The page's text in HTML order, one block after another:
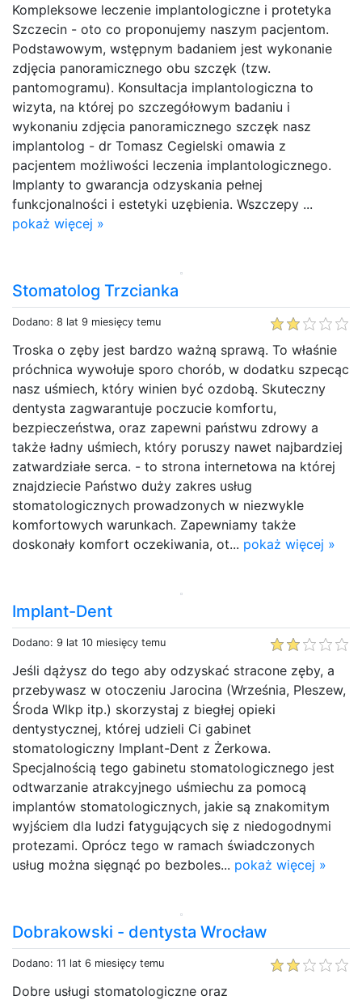
Kompleksowe leczenie implantologiczne i protetyka
Szczecin - oto co proponujemy naszym pacjentom.
Podstawowym, wstępnym badaniem jest wykonanie
zdjęcia panoramicznego obu szczęk (tzw.
pantomogramu). Konsultacja implantologiczna to
wizyta, na której po szczegółowym badaniu i
wykonaniu zdjęcia panoramicznego szczęk nasz
implantolog - dr Tomasz Cegielski omawia z
pacjentem możliwości leczenia implantologicznego.
Implanty to gwarancja odzyskania pełnej
funkcjonalności i estetyki uzębienia. Wszczepy ...
pokaż więcej »
Stomatolog Trzcianka
Dodano: 8 lat 9 miesięcy temu
Troska o zęby jest bardzo ważną sprawą. To właśnie
próchnica wywołuje sporo chorób, w dodatku szpecąc
nasz uśmiech, który winien być ozdobą. Skuteczny
dentysta zagwarantuje poczucie komfortu,
bezpieczeństwa, oraz zapewni państwu zdrowy a
także ładny uśmiech, który poruszy nawet najbardziej
zatwardziałe serca. - to strona internetowa na której
znajdziecie Państwo duży zakres usług
stomatologicznych prowadzonych w niezwykle
komfortowych warunkach. Zapewniamy także
doskonały komfort oczekiwania, ot... pokaż więcej »
Implant-Dent
Dodano: 9 lat 10 miesięcy temu
Jeśli dążysz do tego aby odzyskać stracone zęby, a
przebywasz w otoczeniu Jarocina (Września, Pleszew,
Środa Wlkp itp.) skorzystaj z biegłej opieki
dentystycznej, której udzieli Ci gabinet
stomatologiczny Implant-Dent z Żerkowa.
Specjalnością tego gabinetu stomatologicznego jest
odtwarzanie atrakcyjnego uśmiechu za pomocą
implantów stomatologicznych, jakie są znakomitym
wyjściem dla ludzi fatygujących się z niedogodnymi
protezami. Oprócz tego w ramach świadczonych
usług można sięgnąć po bezboles... pokaż więcej »
Dobrakowski - dentysta Wrocław
Dodano: 11 lat 6 miesięcy temu
Dobre usługi stomatologiczne oraz